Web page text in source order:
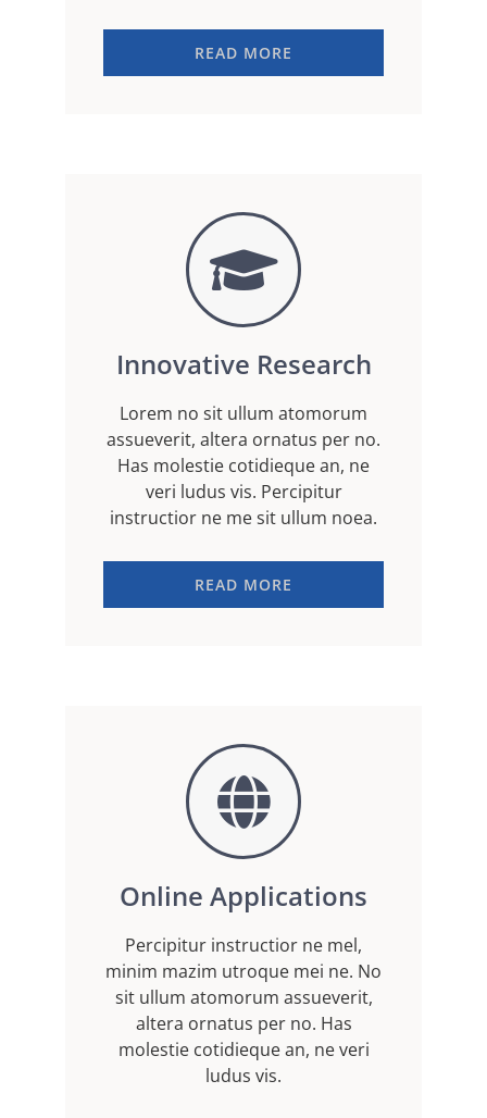
READ MORE
Innovative Research
Lorem no sit ullum atomorum
assueverit, altera ornatus per no.
Has molestie cotidieque an, ne
veri ludus vis. Percipitur
instructior ne me sit ullum noea.
READ MORE
Online Applications
Percipitur instructior ne mel,
minim mazim utroque mei ne. No
sit ullum atomorum assueverit,
altera ornatus per no. Has
molestie cotidieque an, ne veri
ludus vis.